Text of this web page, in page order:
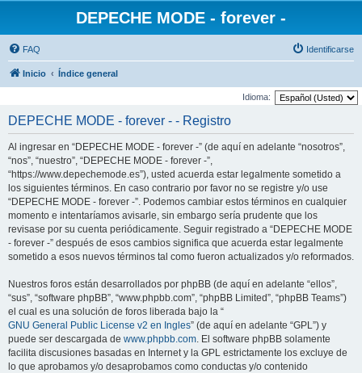
DEPECHE MODE - forever -
FAQ Identificarse
Inicio Índice general
Idioma:
DEPECHE MODE - forever - - Registro
Al ingresar en “DEPECHE MODE - forever -” (de aquí en adelante “nosotros”,
“nos”, “nuestro”, “DEPECHE MODE - forever -”,
“https://www.depechemode.es”), usted acuerda estar legalmente sometido a
los siguientes términos. En caso contrario por favor no se registre y/o use
“DEPECHE MODE - forever -”. Podemos cambiar estos términos en cualquier
momento e intentaríamos avisarle, sin embargo sería prudente que los
revisase por su cuenta periódicamente. Seguir registrado a “DEPECHE MODE
- forever -” después de esos cambios significa que acuerda estar legalmente
sometido a esos nuevos términos tal como fueron actualizados y/o reformados.
Nuestros foros están desarrollados por phpBB (de aquí en adelante “ellos”,
“sus”, “software phpBB”, “www.phpbb.com”, “phpBB Limited”, “phpBB Teams”)
el cual es una solución de foros liberada bajo la “
GNU General Public License v2 en Ingles” (de aquí en adelante “GPL”) y
puede ser descargada de www.phpbb.com. El software phpBB solamente
facilita discusiones basadas en Internet y la GPL estrictamente los excluye de
lo que aprobamos y/o desaprobamos como conductas y/o contenido